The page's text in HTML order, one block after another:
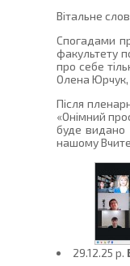
Вітальне
Спогадами
факультету
про себе
Олена Юрчук,
Після
«Онімний
буде видано
нашому
29.12.25 p.